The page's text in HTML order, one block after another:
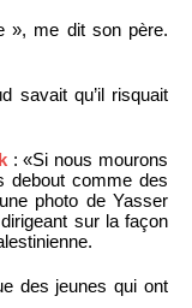
», me dit son père.
savait qu’il risquait
: «Si nous mourons
debout comme des
photo de Yasser
sur la façon
des jeunes qui ont